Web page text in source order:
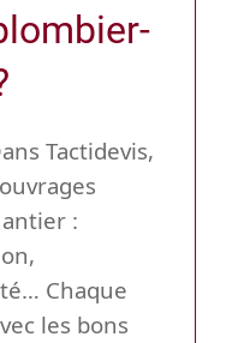
Tactidevis,
:
Chaque
les bons